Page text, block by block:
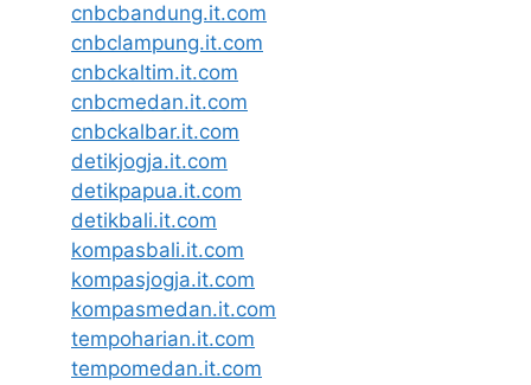
cnbcbandung.it.com
cnbclampung.it.com
cnbckaltim.it.com
cnbcmedan.it.com
cnbckalbar.it.com
detikjogja.it.com
detikpapua.it.com
detikbali.it.com
kompasbali.it.com
kompasjogja.it.com
kompasmedan.it.com
tempoharian.it.com
tempomedan.it.com